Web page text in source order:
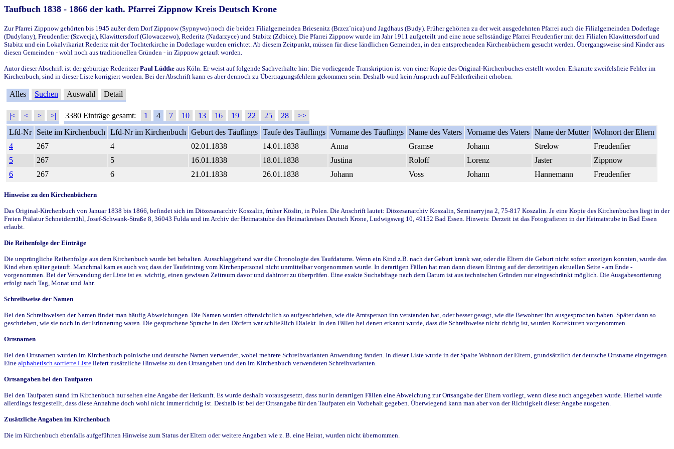
Taufbuch 1838 - 1866 der kath. Pfarrei Zippnow Kreis Deutsch Krone
Zur Pfarrei Zippnow gehörten bis 1945 außer dem Dorf Zippnow (Sypnywo) noch die beiden Filialgemeinden Briesenitz (Brzez`nica) und Jagdhaus (Budy). Früher gehörten zu der weit ausgedehnten Pfarrei auch die Filialgemeinden Doderlage
(Dudylany), Freudenfier (Szwecja), Klawittersdorf (Glowaczewo), Rederitz (Nadarzyce) und Stabitz (Zdbice). Die Pfarrei Zippnow wurde im Jahr 1911 aufgeteilt und eine neue selbständige Pfarrei Freudenfier mit den Filialen Klawittersdorf und
Stabitz und ein Lokalvikariat Rederitz mit der Tochterkirche in Doderlage wurden errichtet. Ab diesem Zeitpunkt, müssen für diese ländlichen Gemeinden, in den entsprechenden Kirchenbüchern gesucht werden. Übergangsweise sind Kinder aus
diesen Gemeinden - wohl noch aus traditionellen Gründen - in Zippnow getauft worden.
Autor dieser Abschrift ist der gebürtige RederitzerPaul Lüdtke aus Köln. Er weist auf folgende Sachverhalte hin: Die vorliegende Transkription ist von einer Kopie des Original-Kirchenbuches erstellt worden. Erkannte zweifelsfreie Fehler im
Kirchenbuch, sind in dieser Liste korrigiert worden. Bei der Abschrift kann es aber dennoch zu Übertragungsfehlern gekommen sein. Deshalb wird kein Anspruch auf Fehlerfreiheit erhoben.
Alles Suchen Auswahl Detail
|< < > >| 3380 Einträge gesamt: 1 4 7 10 13 16 19 22 25 28
>>
Lfd-Nr
Seite im Kirchenbuch Lfd-Nr im Kirchenbuch Geburt des Täuflings Taufe des Täuflings Vorname des Täuflings Name des Vaters Vorname des Vaters Name der Mutter Wohnort der Eltern
4
267 4 02.01.1838 14.01.1838 Anna Gramse Johann Strelow
Freudenfier
5
267 5 16.01.1838 18.01.1838 Justina Roloff Lorenz Jaster
Zippnow
6
267 6 21.01.1838 26.01.1838 Johann Voss Johann Hannemann Freudenfier
Hinweise zu den Kirchenbüchern
Das Original-Kirchenbuch von Januar 1838 bis 1866, befindet sich im Diözesanarchiv Koszalin, früher Köslin, in Polen. Die Anschrift lautet: Diözesanarchiv Koszalin, Seminarryjna 2, 75-817 Koszalin. Je eine Kopie des Kirchenbuches liegt in der
Freien Prälatur Schneidemühl, Josef-Schwank-Straße 8, 36043 Fulda und im Archiv der Heimatstube des Heimatkreises Deutsch Krone, Ludwigsweg 10, 49152 Bad Essen. Hinweis: Derzeit ist das Fotografieren in der Heimatstube in Bad Essen
erlaubt.
Die Reihenfolge der Einträge
Die ursprüngliche Reihenfolge aus dem Kirchenbuch wurde bei behalten. Ausschlaggebend war die Chronologie des Taufdatums. Wenn ein Kind z.B. nach der Geburt krank war, oder die Eltern die Geburt nicht sofort anzeigen konnten, wurde das
Kind eben später getauft. Manchmal kam es auch vor, dass der Taufeintrag vom Kirchenpersonal nicht unmittelbar vorgenommen wurde. In derartigen Fällen hat man dann diesen Eintrag auf der derzeitigen aktuellen Seite - am Ende -
vorgenommen. Bei der Verwendung der Liste ist es wichtig, einen gewissen Zeitraum davor und dahinter zu überprüfen. Eine exakte Suchabfrage nach dem Datum ist aus technischen Gründen nur eingeschränkt möglich. Die Ausgabesortierung
erfolgt nach Tag, Monat und Jahr.
Schreibweise der Namen
Bei den Schreibweisen der Namen findet man häufig Abweichungen. Die Namen wurden offensichtlich so aufgeschrieben, wie die Amtsperson ihn verstanden hat, oder besser gesagt, wie die Bewohner ihn ausgesprochen haben. Später dann so
geschrieben, wie sie noch in der Erinnerung waren. Die gesprochene Sprache in den Dörfern war schließlich Dialekt. In den Fällen bei denen erkannt wurde, dass die Schreibweise nicht richtig ist, wurden Korrekturen vorgenommen.
Ortsnamen
Bei den Ortsnamen wurden im Kirchenbuch polnische und deutsche Namen verwendet, wobei mehrere Schreibvarianten Anwendung fanden. In dieser Liste wurde in der Spalte Wohnort der Eltern, grundsätzlich der deutsche Ortsname eingetragen.
Eine alphabetisch sortierte Liste liefert zusätzliche Hinweise zu den Ortsangaben und den im Kirchenbuch verwendeten Schreibvarianten.
Ortsangaben bei den Taufpaten
Bei den Taufpaten stand im Kirchenbuch nur selten eine Angabe der Herkunft. Es wurde deshalb vorausgesetzt, dass nur in derartigen Fällen eine Abweichung zur Ortsangabe der Eltern vorliegt, wenn diese auch angegeben wurde. Hierbei wurde
allerdings festgestellt, dass diese Annahme doch wohl nicht immer richtig ist. Deshalb ist bei der Ortsangabe für den Taufpaten ein Vorbehalt gegeben. Überwiegend kann man aber von der Richtigkeit dieser Angabe ausgehen.
Zusätzliche Angaben im Kirchenbuch
Die im Kirchenbuch ebenfalls aufgeführten Hinweise zum Status der Eltern oder weitere Angaben wie z. B. eine Heirat, wurden nicht übernommen.